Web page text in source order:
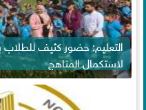
التعليم: حضور كثيف للطلاب
لاستكمال المناهج